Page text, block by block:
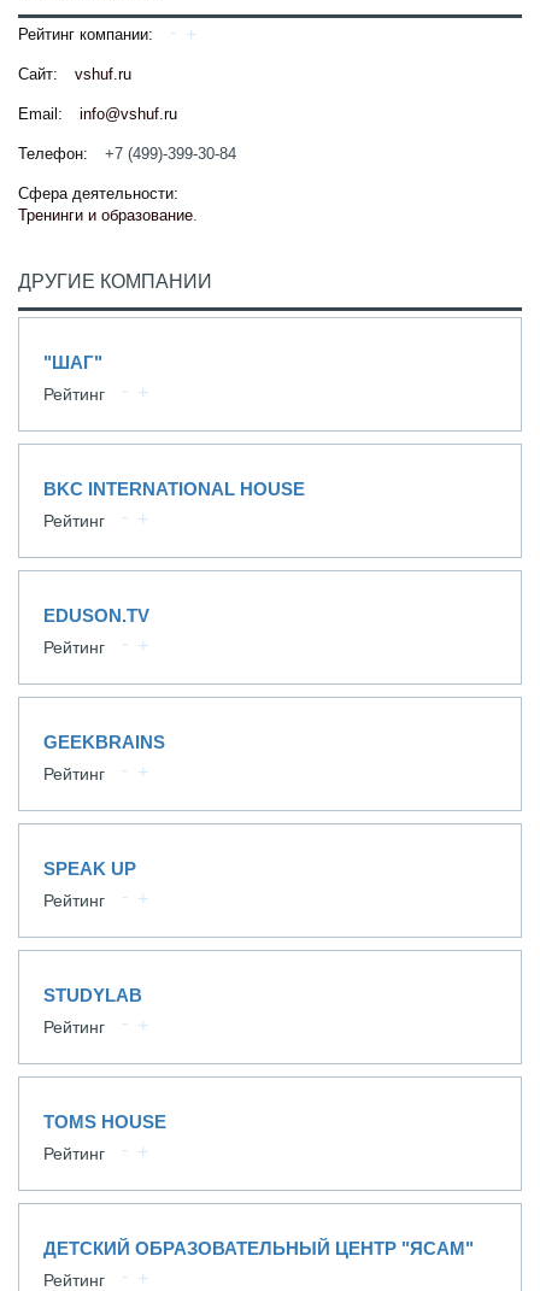
Рейтинг компании:
Сайт: vshuf.ru
Email: info@vshuf.ru
Телефон: +7 (499)-399-30-84
Сфера деятельности:
Тренинги и образование.
ДРУГИЕ КОМПАНИИ
"ШАГ"
Рейтинг
BKC INTERNATIONAL HOUSE
Рейтинг
EDUSON.TV
Рейтинг
GEEKBRAINS
Рейтинг
SPEAK UP
Рейтинг
STUDYLAB
Рейтинг
TOMS HOUSE
Рейтинг
ДЕТСКИЙ ОБРАЗОВАТЕЛЬНЫЙ ЦЕНТР "ЯСАМ"
Рейтинг